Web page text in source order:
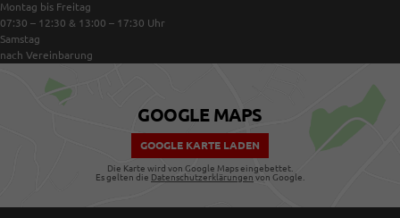
Montag bis Freitag
07:30 – 12:30 & 13:00 – 17:30 Uhr
Samstag
nach Vereinbarung
GOOGLE MAPS
GOOGLE KARTE LADEN
Die Karte wird von Google Maps eingebettet.
Es gelten die Datenschutzerklärungen von Google.